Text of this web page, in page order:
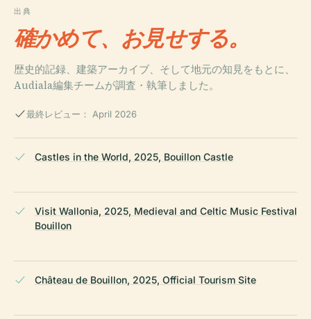
出典
確かめて、お見せする。
歴史的記録、建築アーカイブ、そして地元の知見をもとに、
Audiala編集チームが調査・執筆しました。
最終レビュー： April 2026
Castles in the World, 2025, Bouillon Castle
Visit Wallonia, 2025, Medieval and Celtic Music Festival
Bouillon
Château de Bouillon, 2025, Official Tourism Site